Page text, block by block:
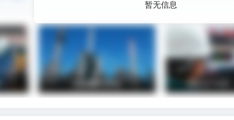
暂无信息